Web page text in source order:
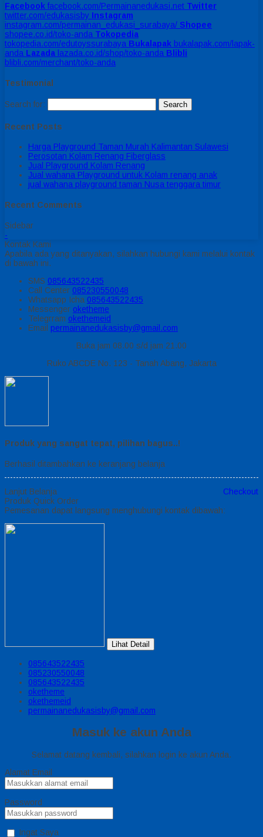
Facebook facebook.com/Permainanedukasi.net Twitter
twitter.com/edukasisby Instagram
instagram.com/permainan_edukasi_surabaya/ Shopee
shopee.co.id/toko-anda Tokopedia
tokopedia.com/edutoyssurabaya Bukalapak bukalapak.com/lapak-
anda Lazada lazada.co.id/shop/toko-anda Blibli
blibli.com/merchant/toko-anda
Testimonial
Search for:
Recent Posts
Harga Playground Taman Murah Kalimantan Sulawesi
Perosotan Kolam Renang Fiberglass
Jual Playground Kolam Renang
Jual wahana Playground untuk Kolam renang anak
jual wahana playground taman Nusa tenggara timur
Recent Comments
Sidebar
-
Kontak Kami
Apabila ada yang ditanyakan, silahkan hubungi kami melalui kontak
di bawah ini.
SMS 085643522435
Call Center 085230550048
Whatsapp Icha 085643522435
Messenger oketheme
Telegrram okethemeid
Email permainanedukasisby@gmail.com
Buka jam 08.00 s/d jam 21.00
Ruko ABCDE No. 123 - Tanah Abang, Jakarta
Produk yang sangat tepat, pilihan bagus..!
Berhasil ditambahkan ke keranjang belanja
Lanjut Belanja
Checkout
Produk Quick Order
Pemesanan dapat langsung menghubungi kontak dibawah:
Lihat Detail
085643522435
085230550048
085643522435
oketheme
okethemeid
permainanedukasisby@gmail.com
Masuk ke akun Anda
Selamat datang kembali, silahkan login ke akun Anda.
Alamat Email
Password
Ingat Saya